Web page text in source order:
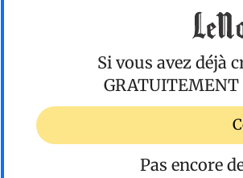
Si vous avez déjà
GRATUITEMENT
Pas encore